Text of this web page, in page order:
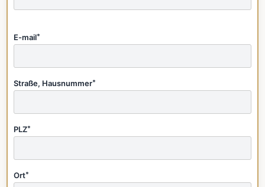
E-mail*
Straße, Hausnummer*
PLZ*
Ort*